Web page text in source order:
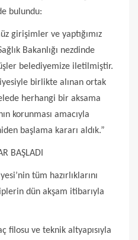
bulundu:
girişimler ve yaptığımız
Bakanlığı nezdinde
belediyemize iletilmiştir.
birlikte alınan ortak
herhangi bir aksama
korunması amacıyla
başlama kararı aldık.”
BAŞLADI
tüm hazırlıklarını
dün akşam itibarıyla
filosu ve teknik altyapısıyla